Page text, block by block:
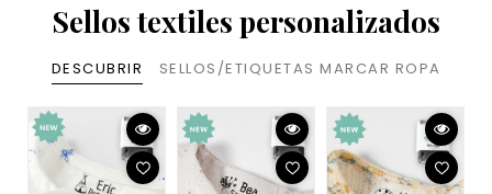
Sellos textiles personalizados
DESCUBRIR SELLOS/ETIQUETAS MARCAR ROPA